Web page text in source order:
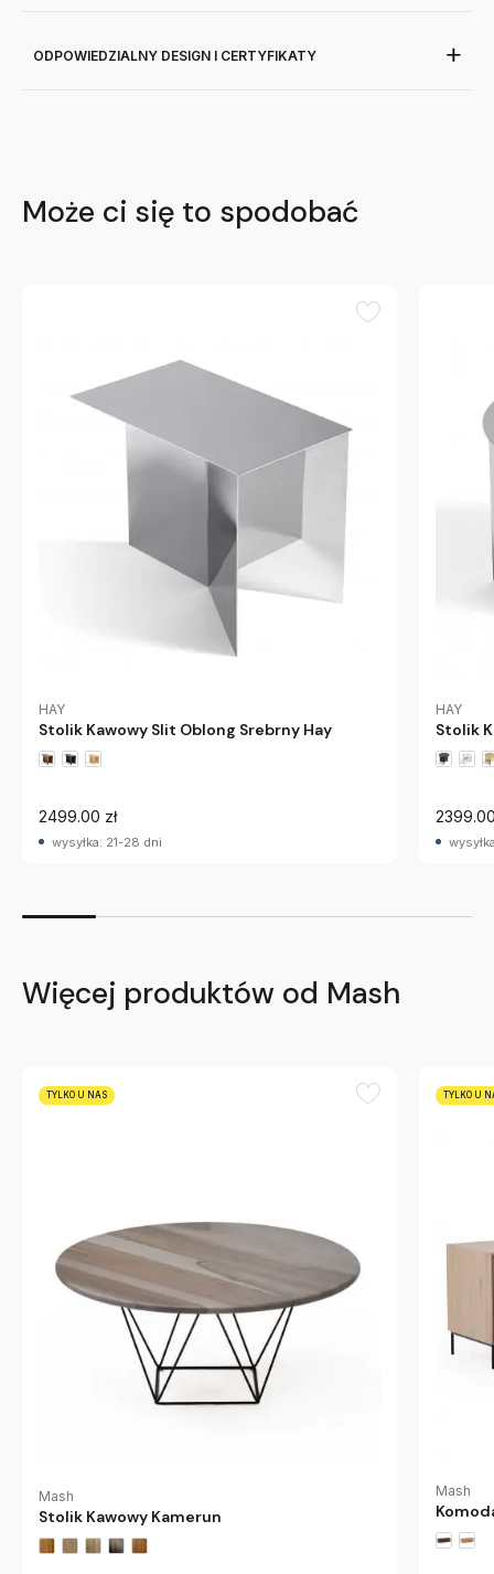
ODPOWIEDZIALNY DESIGN I CERTYFIKATY
Może ci się to spodobać
HAY
Stolik Kawowy Slit Oblong Srebrny Hay
2499.00 zł
wysyłka: 21-28 dni
HAY
Stolik
Więcej produktów od Mash
TYLKO U NAS
Mash
Stolik Kawowy Kamerun
TYLKO U
Mash